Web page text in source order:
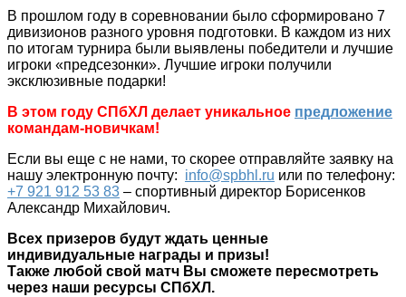
В прошлом году в соревновании было сформировано 7
дивизионов разного уровня подготовки. В каждом из них
по итогам турнира были выявлены победители и лучшие
игроки «предсезонки». Лучшие игроки получили
эксклюзивные подарки!
В этом году СПбХЛ делает уникальное предложение
командам-новичкам!
Если вы еще с не нами, то скорее отправляйте заявку на
нашу электронную почту: info@spbhl.ru или по телефону:
+7 921 912 53 83 – спортивный директор Борисенков
Александр Михайлович.
Всех призеров будут ждать ценные
индивидуальные награды и призы!
Также любой свой матч Вы сможете пересмотреть
через наши ресурсы СПбХЛ.